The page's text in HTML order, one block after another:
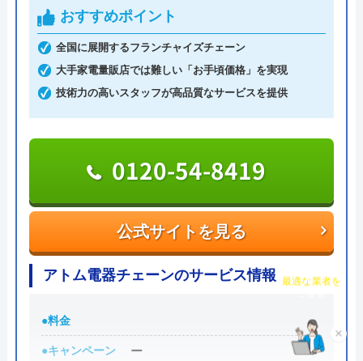
されているのですぐに判別できます。
営業時間は8時～23時、365日年中無休で営業してい
るため、夜間・早朝のトラブルにもすぐに対応して
公式サイトを見る
0120-802-583
受付時間 8:00～23:00
水猿の基本情報
おすすめポイント
全国に展開するフランチャイズチェーン
大手家電量販店では難しい「お手頃価格」を実現
技術力の高いスタッフが高品質なサービスを提供
公式サイトを見る
0120-54-8419
アトム電器チェーンのサービス情報
●料金
●キャンペーン ー
×
最適な業者を
ご提案